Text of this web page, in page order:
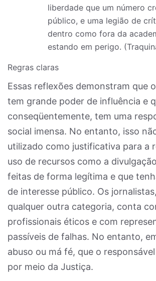
liberdade que um número
público, e uma legião de
dentro como fora da
estando em perigo.
Regras claras
Essas reflexões demonstram que
tem grande poder de influência e
conseqüentemente, tem uma
social imensa. No entanto, isso
utilizado como justificativa para a
uso de recursos como a
feitas de forma legítima e que
de interesse público. Os
qualquer outra categoria, conta
profissionais éticos e com
passíveis de falhas. No entanto,
abuso ou má fé, que o
por meio da Justiça.